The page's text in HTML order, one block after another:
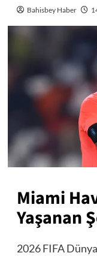
Bahisbey Haber
Miami
Yaşanan
2026 FIFA Dünya